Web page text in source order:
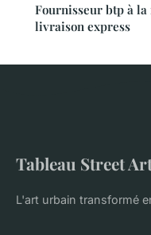
Fournisseur btp à
livraison express
Tableau Street
L'art urbain transformé